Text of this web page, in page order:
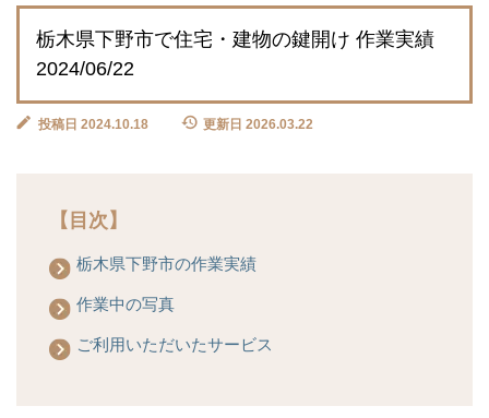
栃木県下野市で住宅・建物の鍵開け 作業実績
2024/06/22
投稿日 2024.10.18 更新日 2026.03.22
【目次】
栃木県下野市の作業実績
作業中の写真
ご利用いただいたサービス